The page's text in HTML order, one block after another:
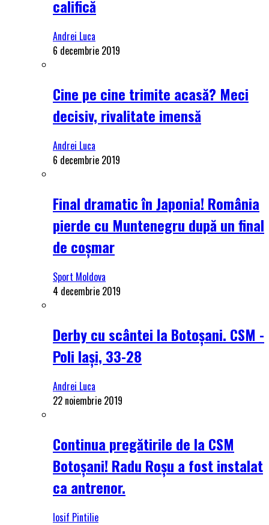
califică
Andrei Luca
6 decembrie 2019
Cine pe cine trimite acasă? Meci
decisiv, rivalitate imensă
Andrei Luca
6 decembrie 2019
Final dramatic în Japonia! România
pierde cu Muntenegru după un final
de coșmar
Sport Moldova
4 decembrie 2019
Derby cu scântei la Botoșani. CSM -
Poli Iași, 33-28
Andrei Luca
22 noiembrie 2019
Continua pregătirile de la CSM
Botoșani! Radu Roșu a fost instalat
ca antrenor.
Iosif Pintilie